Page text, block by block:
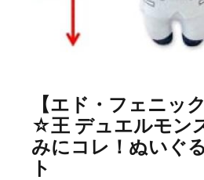
【エド・フェニッ
☆王 デュエルモン
みにコレ！ぬいぐ
ト